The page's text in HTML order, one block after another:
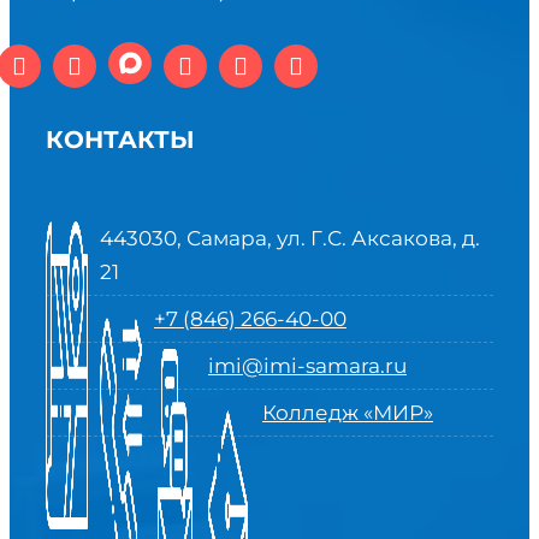
КОНТАКТЫ
443030, Самара, ул. Г.С. Аксакова, д.
21
+7 (846) 266-40-00
imi@imi-samara.ru
Колледж «МИР»